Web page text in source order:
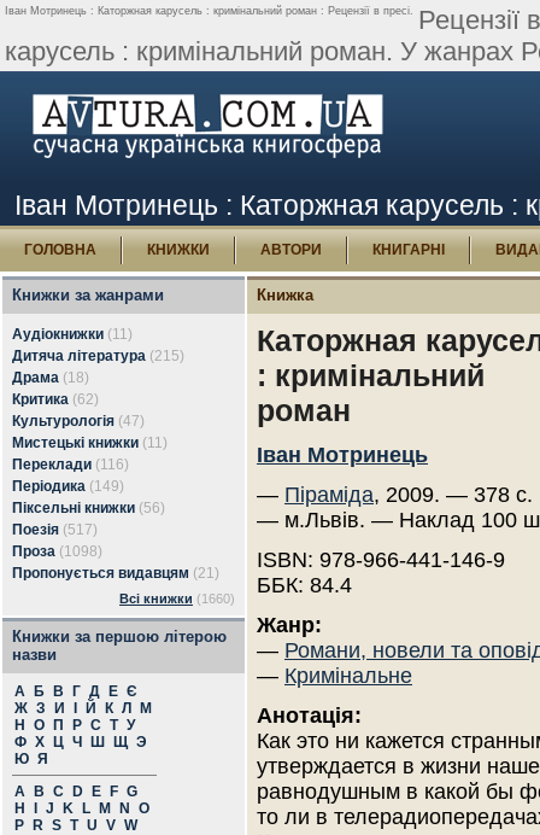
Іван Мотринець : Каторжная карусель : кримінальний роман : Рецензії в пресі. Рецензії
карусель : кримінальний роман. У жанрах
Іван Мотринець : Каторжная карусель :
ГОЛОВНА КНИЖКИ АВТОРИ КНИГАРНІ
Книжки за жанрами
Аудіокнижки (11)
Дитяча література (215)
Драма (18)
Критика (62)
Культурологія (47)
Мистецькі книжки (11)
Переклади (116)
Періодика (149)
Піксельні книжки (56)
Поезія (517)
Проза (1098)
Пропонується видавцям (21)
Всі книжки (1660)
Книжки за першою літерою
назви
А Б В Г Д Е Є
Ж З И Й К Л
М
Н
О П Р С Т У
Ф Х Ц Ч Ш Щ Э
Ю Я
A
B C D E F G
H
J K L M N
O
P
R S T U V W
Книжка
Каторжная
: кримінальний
роман
Іван Мотринець
— Піраміда, 2009. — 378 с.
— м.Львів. — Наклад 100
ISBN: 978-966-441-146-9
ББК: 84.4
Жанр:
— Романи, новели та
— Кримінальне
Анотація:
Как это ни кажется
утверждается в жизни
равнодушным в какой бы
то ли в